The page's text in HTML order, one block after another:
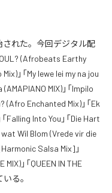
された。今回デジタル配
(Afrobeats Earthy
」「My lewe lei my na jou
MIX)」「Impilo
(Afro Enchanted Mix)」「Ek
Falling Into You」「Die Hart
Wil Blom (Vrede vir die
Salsa Mix]」
」「QUEEN IN THE
る。